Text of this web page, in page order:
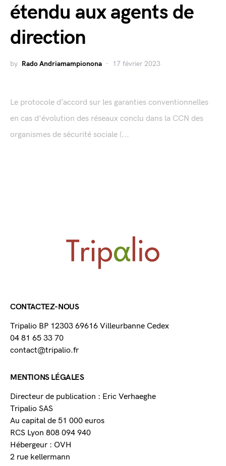
étendu aux agents de
direction
by Rado Andriamampionona 17 février 2023
Le protocole d’accord sur les garanties conventionnelles
en cas d'évolution des réseaux conclu dans la CCN des
organismes de sécurité sociale (...
CONTACTEZ-NOUS
Tripalio BP 12303 69616 Villeurbanne Cedex
04 81 65 33 70
contact@tripalio.fr
MENTIONS LÉGALES
Directeur de publication : Eric Verhaeghe
Tripalio SAS
Au capital de 51 000 euros
RCS Lyon 808 094 940
Hébergeur : OVH
2 rue kellermann